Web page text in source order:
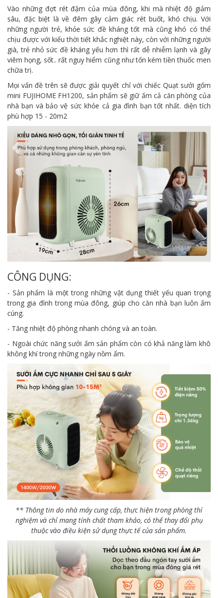
Vào những đợt rét đậm của mùa đông, khi mà nhiệt độ giảm
sâu, đặc biệt là về đêm gây cảm giác rét buốt, khó chịu. Với
những người trẻ, khỏe sức đề kháng tốt mà cũng khó có thể
chịu được với kiểu thời tiết khắc nghiệt này, còn với những người
già, trẻ nhỏ sức đề kháng yếu hơn thì rất dễ nhiễm lạnh và gây
viêm họng, sốt.. rất nguy hiểm cũng như tốn kém tiền thuốc men
chữa trị.
Mọi vấn đề trên sẽ được giải quyết chỉ với chiếc Quạt sưởi gốm
mini FUJIHOME FH1200, sản phẩm sẽ giữ ấm cả căn phòng của
nhà bạn và bảo vệ sức khỏe cả gia đình bạn tốt nhất. diện tích
phù hợp 15 - 20m2
CÔNG DỤNG:
- Sản phẩm là một trong những vật dụng thiết yếu quan trọng
trong gia đình trong mùa đông, giúp cho căn nhà bạn luôn ấm
cúng.
- Tăng nhiệt độ phòng nhanh chóng và an toàn.
- Ngoài chức năng sưởi ấm sản phẩm còn có khả năng làm khô
không khí trong những ngày nồm ẩm.
** Thông tin do nhà máy cung cấp, thực hiện trong phòng thí
nghiệm và chỉ mang tính chất tham khảo, có thể thay đổi phụ
thuộc vào điều kiện sử dụng thực tế của sản phẩm.